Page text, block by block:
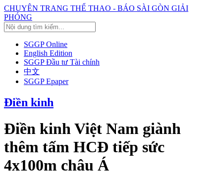
CHUYÊN TRANG THỂ THAO - BÁO SÀI GÒN GIẢI
PHÓNG
SGGP Online
English Edition
SGGP Đầu tư Tài chính
中文
SGGP Epaper
Điền kinh
Điền kinh Việt Nam giành
thêm tấm HCĐ tiếp sức
4x100m châu Á